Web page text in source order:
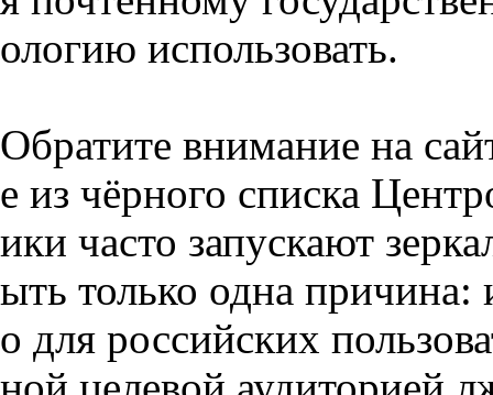
ологию использовать.
Обратите внимание на
е из чёрного списка
ики часто запускают
ыть только одна
о для российских